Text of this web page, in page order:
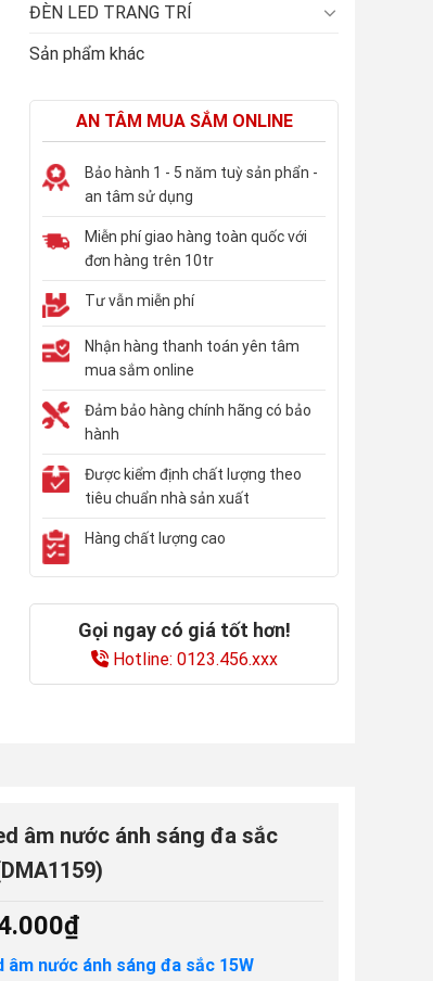
ĐÈN LED TRANG TRÍ
Sản phẩm khác
AN TÂM MUA SẮM ONLINE
Bảo hành 1 - 5 năm tuỳ sản phẩn -
an tâm sử dụng
Miễn phí giao hàng toàn quốc với
đơn hàng trên 10tr
Tư vẫn miễn phí
Nhận hàng thanh toán yên tâm
mua sắm online
Đảm bảo hàng chính hãng có bảo
hành
Được kiểm định chất lượng theo
tiêu chuẩn nhà sản xuất
Hàng chất lượng cao
Gọi ngay có giá tốt hơn!
Hotline: 0123.456.xxx
âm nước ánh sáng đa sắc
₫
âm nước ánh sáng đa sắc 15W